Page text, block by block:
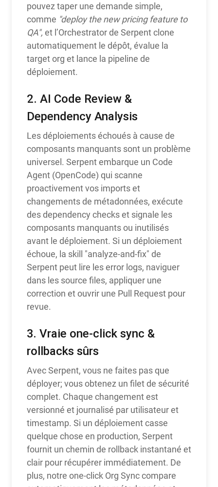
pouvez taper une demande simple,
comme "deploy the new pricing feature to
QA", et l’Orchestrator de Serpent clone
automatiquement le dépôt, évalue la
target org et lance la pipeline de
déploiement.
2. AI Code Review &
Dependency Analysis
Les déploiements échoués à cause de
composants manquants sont un problème
universel. Serpent embarque un Code
Agent (OpenCode) qui scanne
proactivement vos imports et
changements de métadonnées, exécute
des dependency checks et signale les
composants manquants ou inutilisés
avant le déploiement. Si un déploiement
échoue, la skill "analyze-and-fix" de
Serpent peut lire les error logs, naviguer
dans les source files, appliquer une
correction et ouvrir une Pull Request pour
revue.
3. Vraie one-click sync &
rollbacks sûrs
Avec Serpent, vous ne faites pas que
déployer; vous obtenez un filet de sécurité
complet. Chaque changement est
versionné et journalisé par utilisateur et
timestamp. Si un déploiement casse
quelque chose en production, Serpent
fournit un chemin de rollback instantané et
clair pour récupérer immédiatement. De
plus, notre one-click Org Sync compare